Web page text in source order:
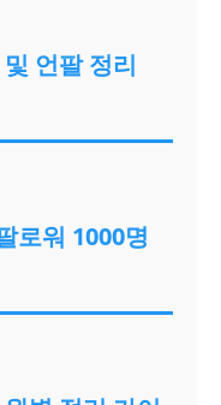
언팔 정리
로워 1000명